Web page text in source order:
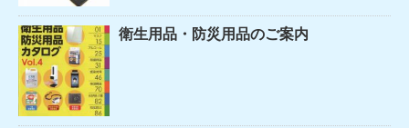
衛生用品・防災用品のご案内